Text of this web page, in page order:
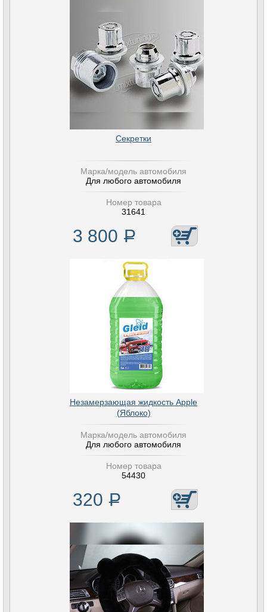
Секретки
Марка/модель автомобиля
Для любого автомобиля
Номер товара
31641
3 800 Р
Незамерзающая жидкость Apple
(Яблоко)
Марка/модель автомобиля
Для любого автомобиля
Номер товара
54430
320 Р